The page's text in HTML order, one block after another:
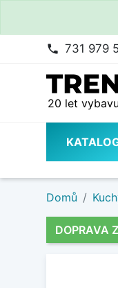
phone 731 979
20 let
Domů
DOPRAVA